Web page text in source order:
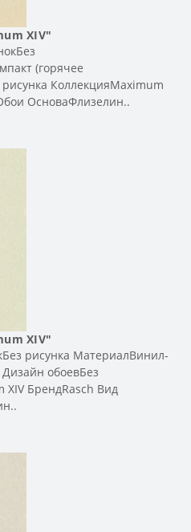
XIV"
(горячее
КоллекцияMaximum
ОсноваФлизелин..
XIV"
рисунка МатериалВинил-
обоевБез
XIV БрендRasch Вид